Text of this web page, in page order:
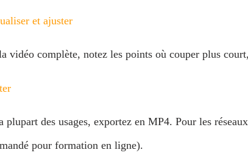
et ajuster
vidéo complète, notez les points où couper plus
plupart des usages, exportez en MP4. Pour les
pour formation en ligne).